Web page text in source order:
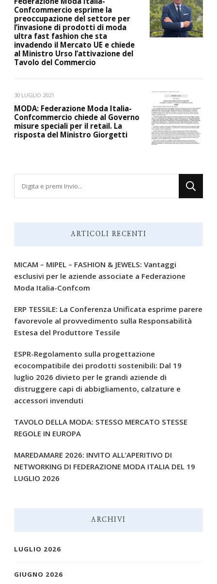
Confcommercio esprime la
preoccupazione del settore per
l’invasione di prodotti di moda
ultra fast fashion che sta
invadendo il Mercato UE e chiede
al Ministro Urso l’attivazione del
Tavolo del Commercio
30 LUGLIO 2021
MODA: Federazione Moda Italia-
Confcommercio chiede al Governo
misure speciali per il retail. La
risposta del Ministro Giorgetti
ARTICOLI RECENTI
MICAM – MIPEL – FASHION & JEWELS: Vantaggi
esclusivi per le aziende associate a Federazione
Moda Italia-Confcom
ERP TESSILE: La Conferenza Unificata esprime parere
favorevole al provvedimento sulla Responsabilità
Estesa del Produttore Tessile
ESPR-Regolamento sulla progettazione
ecocompatibile dei prodotti sostenibili: Dal 19
luglio 2026 divieto per le grandi aziende di
distruggere capi di abbigliamento, calzature e
accessori invenduti
TAVOLO DELLA MODA: STESSO MERCATO STESSE
REGOLE IN EUROPA
MAREDAMARE 2026: INVITO ALL’APERITIVO DI
NETWORKING DI FEDERAZIONE MODA ITALIA DEL 19
LUGLIO 2026
ARCHIVI
LUGLIO 2026
GIUGNO 2026